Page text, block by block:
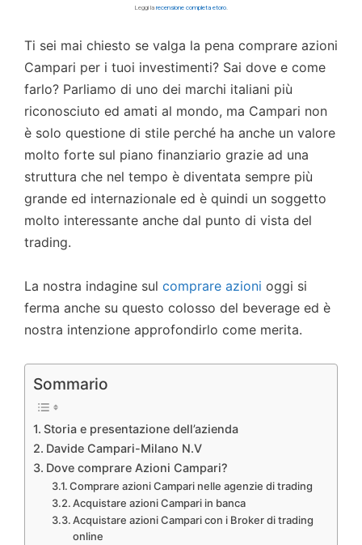
Leggi la recensione completa etoro.
Ti sei mai chiesto se valga la pena comprare azioni
Campari per i tuoi investimenti? Sai dove e come
farlo? Parliamo di uno dei marchi italiani più
riconosciuto ed amati al mondo, ma Campari non
è solo questione di stile perché ha anche un valore
molto forte sul piano finanziario grazie ad una
struttura che nel tempo è diventata sempre più
grande ed internazionale ed è quindi un soggetto
molto interessante anche dal punto di vista del
trading.
La nostra indagine sul comprare azioni oggi si
ferma anche su questo colosso del beverage ed è
nostra intenzione approfondirlo come merita.
Sommario
Storia e presentazione dell’azienda
Davide Campari-Milano N.V
Dove comprare Azioni Campari?
Comprare azioni Campari nelle agenzie di trading
Acquistare azioni Campari in banca
Acquistare azioni Campari con i Broker di trading
online